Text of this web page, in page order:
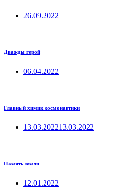
26.09.2022
Дважды герой
06.04.2022
Главный химик космонавтики
13.03.202213.03.2022
Память земли
12.01.2022